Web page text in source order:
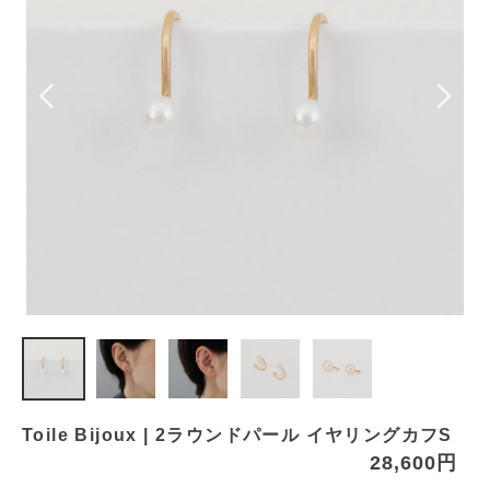
Toile Bijoux | 2ラウンドパール イヤリングカフS
28,600円